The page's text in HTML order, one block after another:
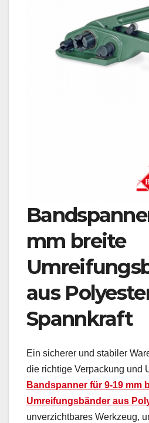
mm breite
aus
Spannkraft
Ein sicherer und stabiler
die richtige Verpackung und
Bandspanner für 9-19 mm
Umreifungsbänder aus
unverzichtbares Werkzeug,